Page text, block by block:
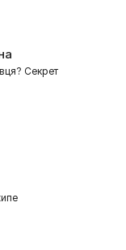
Секрет